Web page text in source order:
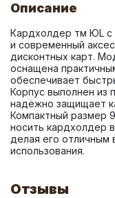
Описание
Кардхолдер тм ЮL
и современный
дисконтных карт.
оснащена
обеспечивает
Корпус выполнен из
надёжно защищает
Компактный размер
носить кардхолдер
делая его отличным
использования.
Отзывы